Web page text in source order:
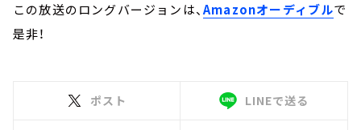
この放送のロングバージョンは、Amazonオーディブルで
是非！
ポスト LINEで送る